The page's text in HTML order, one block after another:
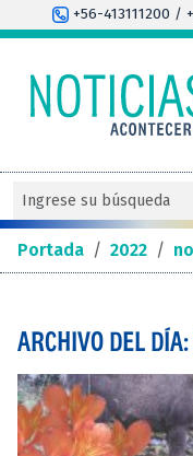
+56-413111200 /
Portada / 2022 /
ARCHIVO DEL